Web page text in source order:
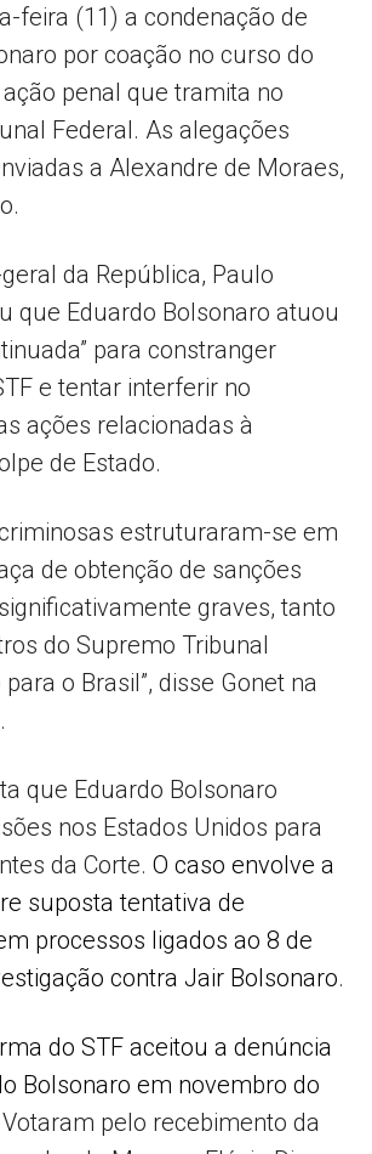
feira (11) a condenação de
por coação no curso do
penal que tramita no
Federal. As alegações
a Alexandre de Moraes,
da República, Paulo
que Eduardo Bolsonaro atuou
para constranger
e tentar interferir no
ações relacionadas à
de Estado.
estruturaram-se em
de obtenção de sanções
graves, tanto
do Supremo Tribunal
o Brasil”, disse Gonet na
que Eduardo Bolsonaro
nos Estados Unidos para
da Corte. O caso envolve a
suposta tentativa de
processos ligados ao 8 de
contra Jair Bolsonaro.
do STF aceitou a denúncia
Bolsonaro em novembro do
Votaram pelo recebimento da